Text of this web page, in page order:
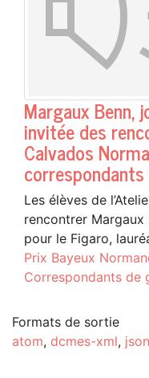
Margaux Benn,
invitée des
Calvados
Les élèves de
rencontrer Margaux
pour le Figaro,
Prix Bayeux
Correspondants de
Formats de sortie
atom, dcmes-xml, json